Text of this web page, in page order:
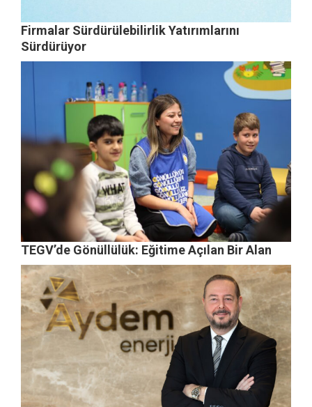
Firmalar Sürdürülebilirlik Yatırımlarını
Sürdürüyor
TEGV’de Gönüllülük: Eğitime Açılan Bir Alan